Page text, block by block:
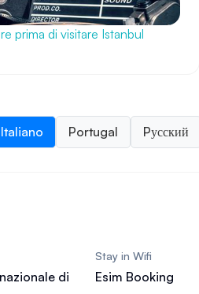
prima di visitare Istanbul
Italiano Portugal Pусский
di
Stay in Wifi
Esim Booking